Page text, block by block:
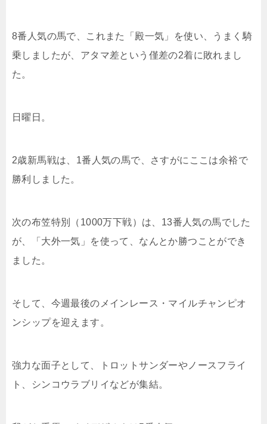
8番人気の馬で、これまた「殿一気」を使い、うまく騎
乗しましたが、アタマ差という僅差の2着に敗れまし
た。
日曜日。
2歳新馬戦は、1番人気の馬で、さすがにここは余裕で
勝利しました。
次の布笠特別（1000万下戦）は、13番人気の馬でした
が、「大外一気」を使って、なんとか勝つことができ
ました。
そして、今週最後のメインレース・マイルチャンピオ
ンシップを迎えます。
強力な面子として、トロットサンダーやノースフライ
ト、シンコウラブリイなどが集結。